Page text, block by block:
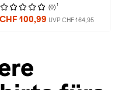
(0) 1
CHF 100,99 UVP CHF 164,95